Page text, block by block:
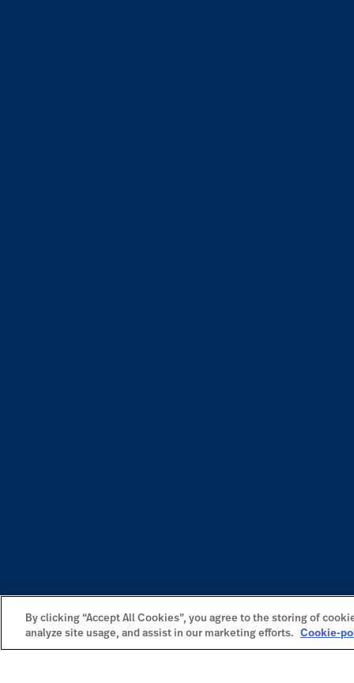
By clicking “Accept All Cookies”, you agree to the storing of
analyze site usage, and assist in our marketing efforts.
Cookie-